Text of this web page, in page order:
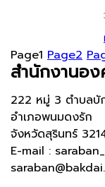
Page1 Page2
สำนักงานอ
222 หมู่ 3 ตำบลบั
อำเภอพนมดงรัก
จังหวัดสุรินทร์
E-mail :